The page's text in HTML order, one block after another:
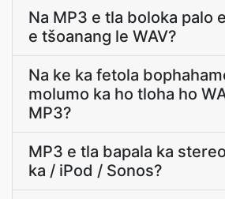
Na MP3 e tla boloka palo
e tšoanang le WAV?
Na ke ka fetola
molumo ka ho tloha ho
MP3?
MP3 e tla bapala ka
ka / iPod / Sonos?